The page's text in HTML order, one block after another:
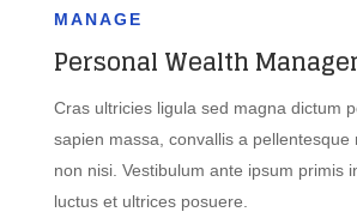
MANAGE
Personal Wealth
Cras ultricies ligula sed magna dictum
sapien massa, convallis a pellentesque
non nisi. Vestibulum ante ipsum primis
luctus et ultrices posuere.